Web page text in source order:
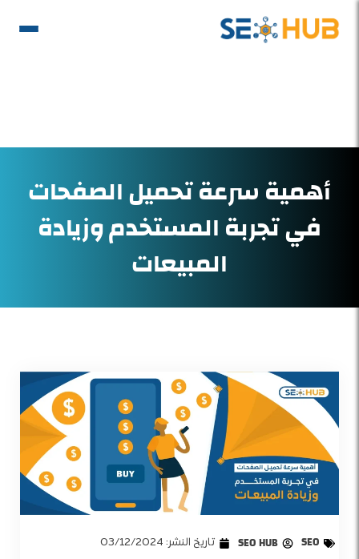
أهمية سرعة تحميل الصفحات
في تجربة المستخدم وزيادة
المبيعات
SEO
SEO HUB تاريخ النشر: 03/12/2024